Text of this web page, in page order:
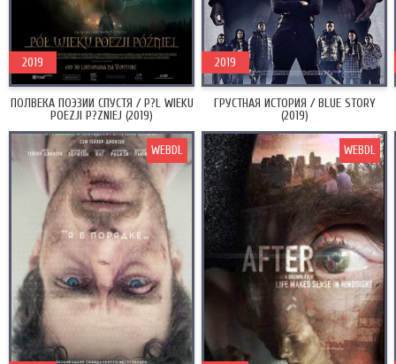
ПОЛВЕКА ПОЭЗИИ СПУСТЯ / P?L WIEKU
POEZJI P?ZNIEJ (2019)
2019
ГРУСТНАЯ ИСТОРИЯ / BLUE STORY
(2019)
2019
WEBDL WEBDL